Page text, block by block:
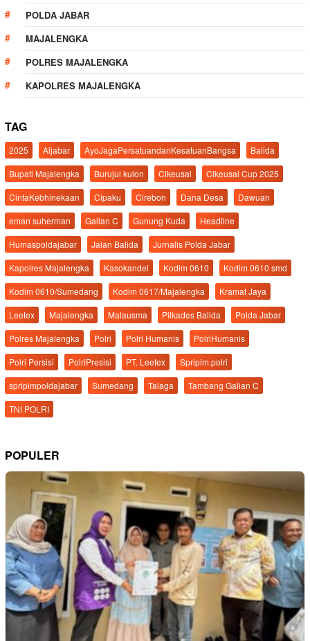
POLDA JABAR
MAJALENGKA
POLRES MAJALENGKA
KAPOLRES MAJALENGKA
TAG
2025 Aljabar AyoJagaPersatuandanKesatuanBangsa
Balida
Bupati Majalengka
Burujul kulon Cikeusal
Cikeusal Cup 2025
CintaKebhinekaan
Cipaku Cirebon Dana Desa
Dawuan
eman suherman
Galian C Gunung Kuda
Headline
Humaspoldajabar
Jalan Balida
Jurnalis Polda Jabar
Kapolres Majalengka
Kasokandel Kodim 0610
Kodim 0610 smd
Kodim 0610/Sumedang
Kodim 0617/Majalengka
Kramat Jaya
Leetex
Majalengka Malausma Pilkades Balida
Polda Jabar
Polres Majalengka
Polri Polri Humanis
PolriHumanis
Polri Persisi
PolriPresisi PT. Leetex
Spripim.polri
spripimpoldajabar
Sumedang Talaga
Tambang Galian C
TNI POLRI
POPULER